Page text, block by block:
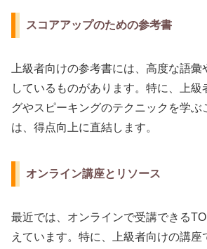
スコアアップのための参考書
上級者向けの参考書には、高度な語
しているものがあります。特に、上級
グやスピーキングのテクニックを学ぶ
は、得点向上に直結します。
オンライン講座とリソース
最近では、オンラインで受講できる
えています。特に、上級者向けの講座